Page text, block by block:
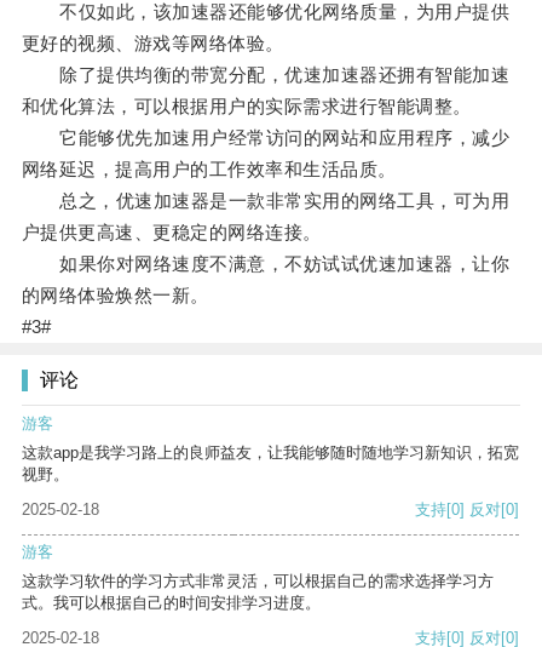
不仅如此，该加速器还能够优化网络质量，为用户提供
更好的视频、游戏等网络体验。
除了提供均衡的带宽分配，优速加速器还拥有智能加速
和优化算法，可以根据用户的实际需求进行智能调整。
它能够优先加速用户经常访问的网站和应用程序，减少
网络延迟，提高用户的工作效率和生活品质。
总之，优速加速器是一款非常实用的网络工具，可为用
户提供更高速、更稳定的网络连接。
如果你对网络速度不满意，不妨试试优速加速器，让你
的网络体验焕然一新。
#3#
评论
游客
这款app是我学习路上的良师益友，让我能够随时随地学习新知识，拓宽
视野。
2025-02-18
支持[0] 反对[0]
游客
这款学习软件的学习方式非常灵活，可以根据自己的需求选择学习方
式。我可以根据自己的时间安排学习进度。
2025-02-18
支持[0] 反对[0]